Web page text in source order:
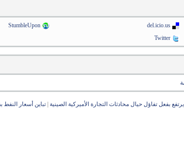
del.icio.us
StumbleUpon
Twitter
بفعل تفاؤل حيال محادثات التجارة الأميركية الصينية |تباين أسعار النفط